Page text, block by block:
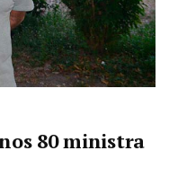
80 ministra